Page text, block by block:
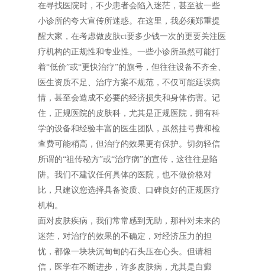
在寻找医院时，不少患者会陷入迷茫，甚至被一些
小诊所的夸大宣传所迷惑。在这里，我必须郑重提
醒大家，在考虑做皮肤ct要多少钱一次的更要关注医
疗机构的正规性和专业性。一些小诊所虽然可能打
着“低价”或“更快治疗”的旗号，但往往设备不齐全、
医生资质不足、治疗方案不规范，不仅可能延误病
情，甚至会造成不必要的经济损失和身体伤害。记
住，正规医院的皮肤科，尤其是正规医院，拥有科
学的设备和经验丰富的医生团队，虽然挂号费和检
查费可能稍高，但治疗的效果更有保护。切勿轻信
所谓的“祖传秘方”或“治疗病”的宣传，这往往是陷
阱。我们不建议任何具体的医院，也不做价格对
比，只建议您选择具备资质、口碑良好的正规医疗
机构。
面对皮肤疾病，我们常常感到无助，那种对未来的
迷茫，对治疗的效果的不确定，对经济压力的担
忧，都像一块块沉甸甸的石头压在心头。但请相
信，医学在不断进步，许多皮肤病，尤其是白癜